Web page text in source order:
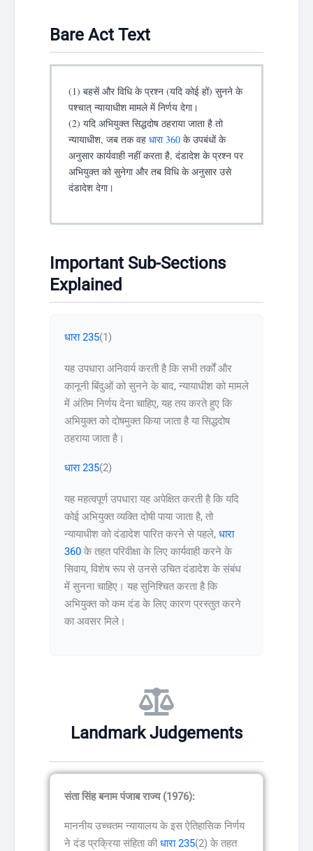
Bare Act Text
(1) बहसें और विधि के प्रश्न (यदि कोई हों) सुनने के
पश्चात् न्यायाधीश मामले में निर्णय देगा।
(2) यदि अभियुक्त सिद्धदोष ठहराया जाता है तो
न्यायाधीश, जब तक वह धारा 360 के उपबंधों के
अनुसार कार्यवाही नहीं करता है, दंडादेश के प्रश्न पर
अभियुक्त को सुनेगा और तब विधि के अनुसार उसे
दंडादेश देगा।
Important Sub-Sections
Explained
धारा 235(1)
यह उपधारा अनिवार्य करती है कि सभी तर्कों और
कानूनी बिंदुओं को सुनने के बाद, न्यायाधीश को मामले
में अंतिम निर्णय देना चाहिए, यह तय करते हुए कि
अभियुक्त को दोषमुक्त किया जाता है या सिद्धदोष
ठहराया जाता है।
धारा 235(2)
यह महत्वपूर्ण उपधारा यह अपेक्षित करती है कि यदि
कोई अभियुक्त व्यक्ति दोषी पाया जाता है, तो
न्यायाधीश को दंडादेश पारित करने से पहले, धारा
360 के तहत परिवीक्षा के लिए कार्यवाही करने के
सिवाय, विशेष रूप से उनसे उचित दंडादेश के संबंध
में सुनना चाहिए। यह सुनिश्चित करता है कि
अभियुक्त को कम दंड के लिए कारण प्रस्तुत करने
का अवसर मिले।
Landmark Judgements
संता सिंह बनाम पंजाब राज्य (1976):
माननीय उच्चतम न्यायालय के इस ऐतिहासिक निर्णय
ने दंड प्रक्रिया संहिता कीधारा 235(2) के तहत